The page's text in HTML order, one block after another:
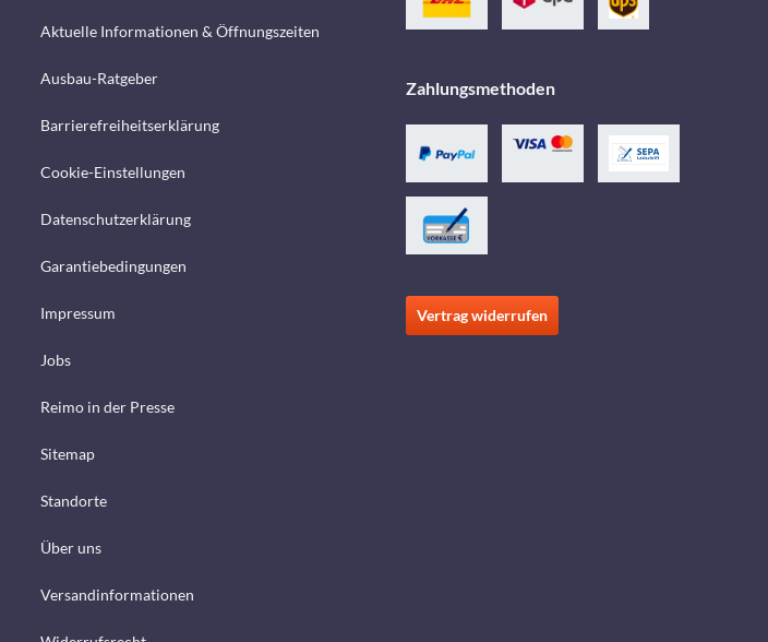
Aktuelle Informationen & Öffnungszeiten
Ausbau-Ratgeber
Barrierefreiheitserklärung
Cookie-Einstellungen
Datenschutzerklärung
Garantiebedingungen
Impressum
Jobs
Reimo in der Presse
Sitemap
Standorte
Über uns
Versandinformationen
Zahlungsmethoden
Vertrag widerrufen